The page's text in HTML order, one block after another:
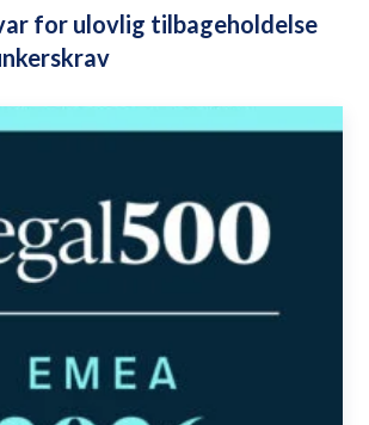
for ulovlig tilbageholdelse